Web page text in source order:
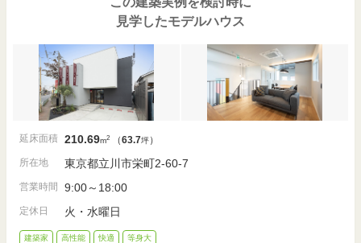
見学したモデルハウス
延床面積 210.69m2 （63.7坪）
所在地
東京都立川市栄町2-60-7
営業時間 9:00～18:00
定休日 火・水曜日
建築家 高性能 快適 等身大